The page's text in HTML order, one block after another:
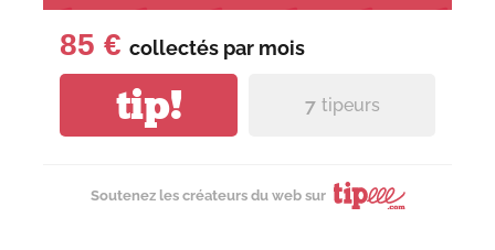
85 € collectés par mois
tip! 7 tipeurs
Soutenez les créateurs du web sur